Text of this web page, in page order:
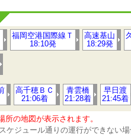
福岡空港国際線Ｔ
18:10発
高速基山
18:29発
高千穂ＢＣ
21:06着
青雲橋
21:28着
早日渡
21:45着
の地図が表示されます。
ジュール通りの運行ができない場